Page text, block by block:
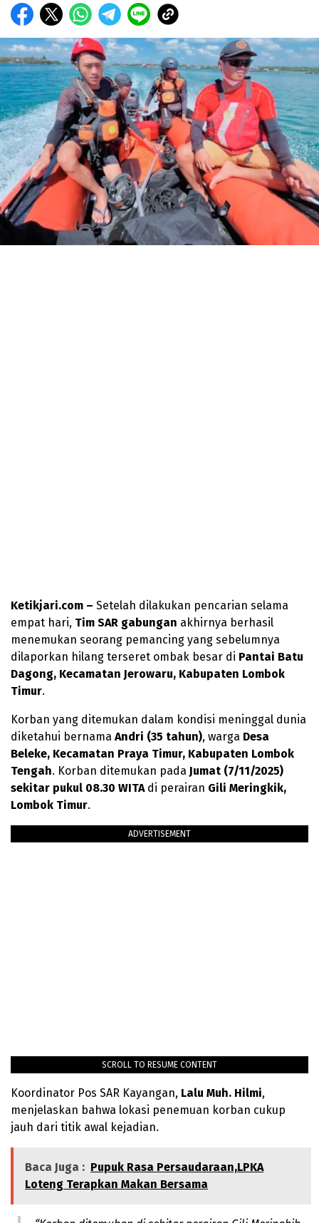
Ketikjari.com – Setelah dilakukan pencarian selama
empat hari, Tim SAR gabungan akhirnya berhasil
menemukan seorang pemancing yang sebelumnya
dilaporkan hilang terseret ombak besar di Pantai Batu
Dagong, Kecamatan Jerowaru, Kabupaten Lombok
Timur.
Korban yang ditemukan dalam kondisi meninggal dunia
diketahui bernama Andri (35 tahun), warga Desa
Beleke, Kecamatan Praya Timur, Kabupaten Lombok
Tengah. Korban ditemukan pada Jumat (7/11/2025)
sekitar pukul 08.30 WITAdi perairan Gili Meringkik,
Lombok Timur.
ADVERTISEMENT
SCROLL TO RESUME CONTENT
Koordinator Pos SAR Kayangan, Lalu Muh. Hilmi,
menjelaskan bahwa lokasi penemuan korban cukup
jauh dari titik awal kejadian.
Baca Juga : Pupuk Rasa Persaudaraan,LPKA
Loteng Terapkan Makan Bersama